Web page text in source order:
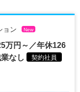
ョン New
万円～／年休126
なし
契約社員